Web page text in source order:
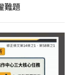
難題